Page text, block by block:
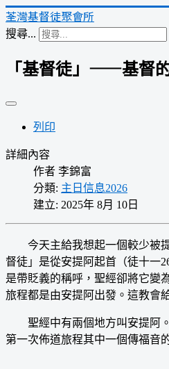
荃灣基督徒聚會所
搜尋...
「基督徒」——基督
列印
詳細內容
作者 李錦富
分類: 主日信息2026
建立: 2025年 8月 10日
今天主給我想起一個較少被提
督徒」是從安提阿起首（徒十一
是帶貶義的稱呼，聖經卻將它變
旅程都是由安提阿出發。這教會
聖經中有兩個地方叫安提阿。
第一次佈道旅程其中一個傳福音